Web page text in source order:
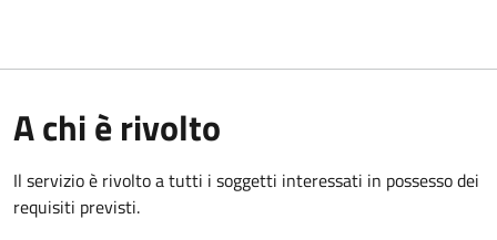
A chi è rivolto
Il servizio è rivolto a tutti i soggetti interessati in possesso dei
requisiti previsti.